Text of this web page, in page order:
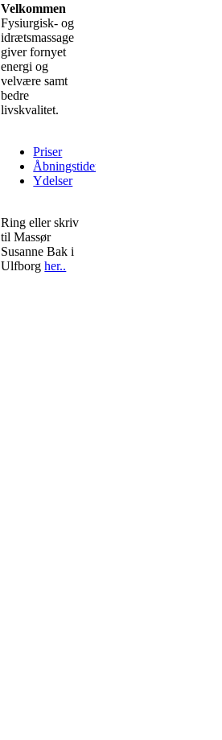
Velkommen
Fysiurgisk- og
idrætsmassage
giver fornyet
energi og
velvære samt
bedre
livskvalitet.
Priser
Åbningstider
Ydelser
Ring eller skriv
til Massør
Susanne Bak i
Ulfborgher..